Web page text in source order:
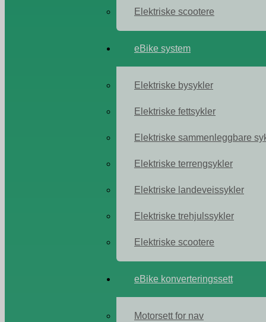
Elektriske scootere
eBike system
Elektriske bysykler
Elektriske fettsykler
Elektriske sammenleggbare
Elektriske terrengsykler
Elektriske landeveissykler
Elektriske trehjulssykler
Elektriske scootere
eBike konverteringssett
Motorsett for nav